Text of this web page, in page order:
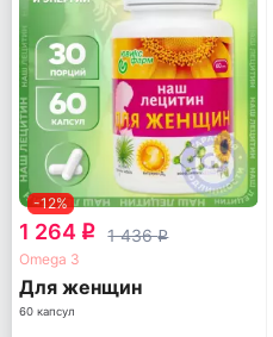
-12%
1 264 q 1 436q
Omega 3
Для женщин
60 капсул